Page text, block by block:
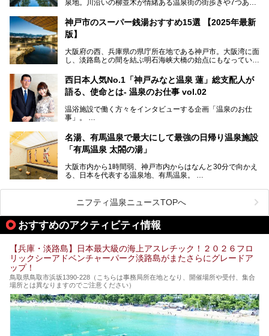
泉地。川沿いの柳並木が情緒ある温泉街の街歩きや7つある
られています。鉄道の駅から温泉街が近く、歩いて回るのに
ちょうどよい規模で、日帰りでの訪問にもおすすめです。
の観光スポットをピックアップ。温泉やご当地グルメなどを
盛り込んだ日帰り観光モデルコースも紹介しているので、ぜ
神戸市のスーパー銭湯おすすめ15選 【2025年最新
版】
大阪府の西、兵庫県の県庁所在地である神戸市。大阪湾に面
し、淡路島との間を結ぶ明石海峡大橋の始点にもなっていま
華街をはじめ、きらびやかに発展したハーバーランドなど、
人気観光スポットもめじろ押しです。
そして、温泉好きの視点から見ると、神戸市といえば何とい
湯です。そのお湯をリーズナブルに体験できる健康ランドや
スーパー銭湯があったら……。今回はそんな希望に沿う施設
きます！
西日本人気No.1「神戸みなと温泉 蓮」総支配人が
語る、使命とは- 温泉のお仕事 vol.02
温浴施設で働く方々をインタビューする企画「温泉のお仕
事」。
ング西日本1位、2年連続「ベストオブ宿泊賞」に輝いた
「神戸みなと温泉 蓮」の魅力に迫りました！
名湯、有馬温泉で最大にして最強の日帰り温泉施設
「有馬温泉 太閤の湯」
大阪市内から1時間弱、神戸市内からはなんと30分で向かえ
る、日本を代表する温泉地、有馬温泉。
有名な「金泉」と「銀泉」に加え、人工のの炭酸泉まで楽し
める、ある意味「最強」ともいえる施設です。
今回は自慢のお湯をメインにその魅力の数々を紹介します！
ニフティ温泉ニュースTOPへ
おすすめのアクティビティ情報
【兵庫・淡路島】日本最大級の海上アスレチック！２０２６フロ
リックシーアドベンチャーパーク淡路島がまたさらにグレードア
ップ！
鳥取県鳥取市浜坂1390‐228（こちらは事務局所在地となり、開催場所や受付、集合
場所とは異なりますのでご注意ください）